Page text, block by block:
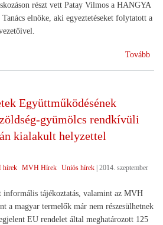
részt vett Patay Vilmos a HANGYA
Tanács elnöke, aki egyeztetéseket folytatott a
Tovább
Együttműködésének
gyümölcs rendkívüli
kialakult helyzettel
hírek MVH Hírek Uniós hírek 2014. szeptember
informális tájékoztatás, valamint az MVH
a magyar termelők már nem részesülhetnek
EU rendelet által meghatározott 125